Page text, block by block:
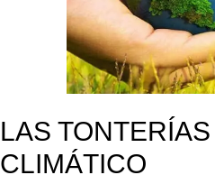
LAS
CLIMÁTICO